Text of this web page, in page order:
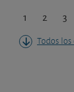
1 2 3
Todos